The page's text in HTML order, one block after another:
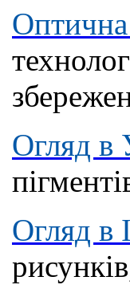
Оптична
Огляд в
Огляд в